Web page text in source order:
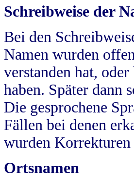
Schreibweise der
Bei den
Namen wurden
verstanden hat,
haben. Später dann
Die gesprochene
Fällen bei denen
wurden
Ortsnamen